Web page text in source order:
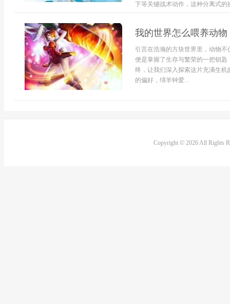
下等关键战术动作，这种分离式
我的世界怎么喂养动
引言在浩瀚的方块世界里，动物
便是掌握了生存与繁荣的一把钥
终，让我们深入探索这片充满生
的偏好，绵羊钟爱...
Copyright © 2026 All Rights